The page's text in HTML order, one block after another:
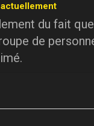
du fait
de